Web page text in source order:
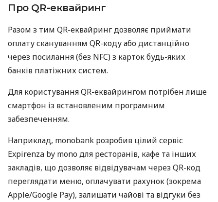
Про QR-еквайринг
Разом з тим QR-еквайринг дозволяє приймати
оплату скануванням QR-коду або дистанційно
через посилання (без NFC) з карток будь-яких
банків платіжних систем.
Для користування QR-еквайрингом потрібен лише
смартфон із встановленим програмним
забезпеченням.
Наприклад, monobank розробив цілий сервіс
Expirenza by mono для ресторанів, кафе та інших
закладів, що дозволяє відвідувачам через QR-код
переглядати меню, оплачувати рахунок (зокрема
Apple/Google Pay), залишати чайові та відгуки без